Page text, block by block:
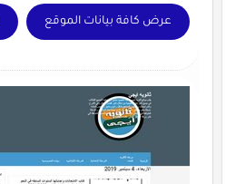
عرض كافة بيانات الموقع